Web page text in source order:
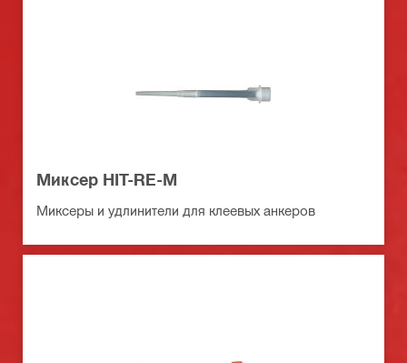
Миксер HIT-RE-M
Миксеры и удлинители для клеевых анкеров